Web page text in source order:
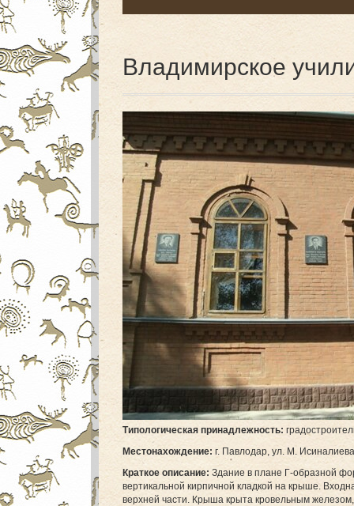
Владимирское
Типологическая принадлежность:
Местонахождение: г. Павлодар, ул. М.
Краткое описание: Здание в плане Г-образной
вертикальной кирпичной кладкой на крыше.
верхней части. Крыша крыта кровельным